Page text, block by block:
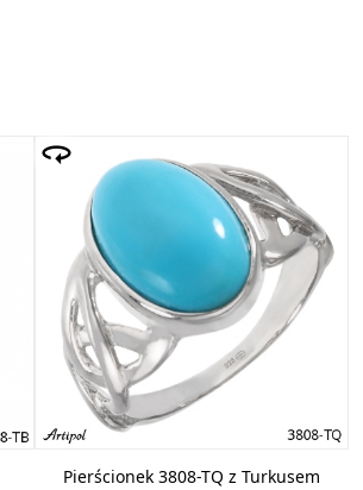
Pierścionek 3808-TQ z Turkusem